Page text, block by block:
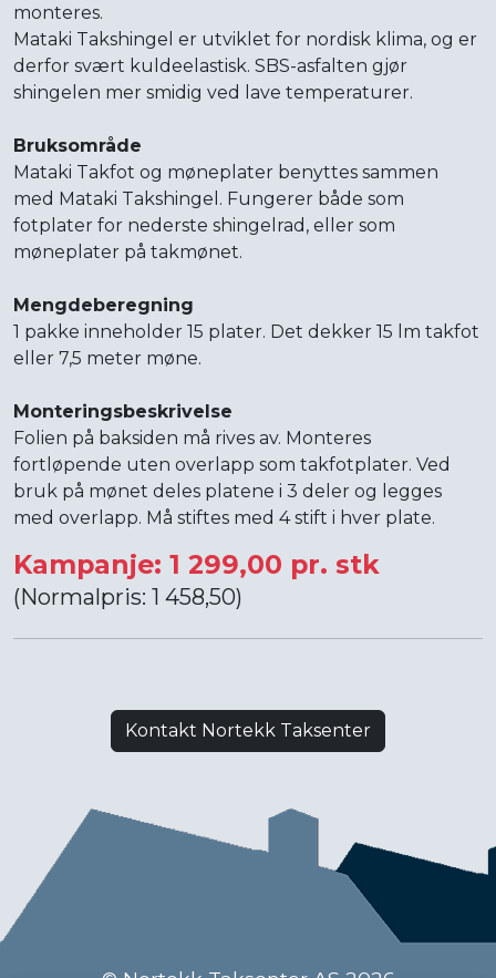
monteres.
Mataki Takshingel er utviklet for nordisk klima, og er
derfor svært kuldeelastisk. SBS-asfalten gjør
shingelen mer smidig ved lave temperaturer.
Bruksområde
Mataki Takfot og møneplater benyttes sammen
med Mataki Takshingel. Fungerer både som
fotplater for nederste shingelrad, eller som
møneplater på takmønet.
Mengdeberegning
1 pakke inneholder 15 plater. Det dekker 15 lm takfot
eller 7,5 meter møne.
Monteringsbeskrivelse
Folien på baksiden må rives av. Monteres
fortløpende uten overlapp som takfotplater. Ved
bruk på mønet deles platene i 3 deler og legges
med overlapp. Må stiftes med 4 stift i hver plate.
Kampanje: 1 299,00 pr. stk
(Normalpris: 1 458,50)
Kontakt Nortekk Taksenter